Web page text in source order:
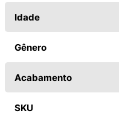
Idade
Gênero
Acabamento
SKU